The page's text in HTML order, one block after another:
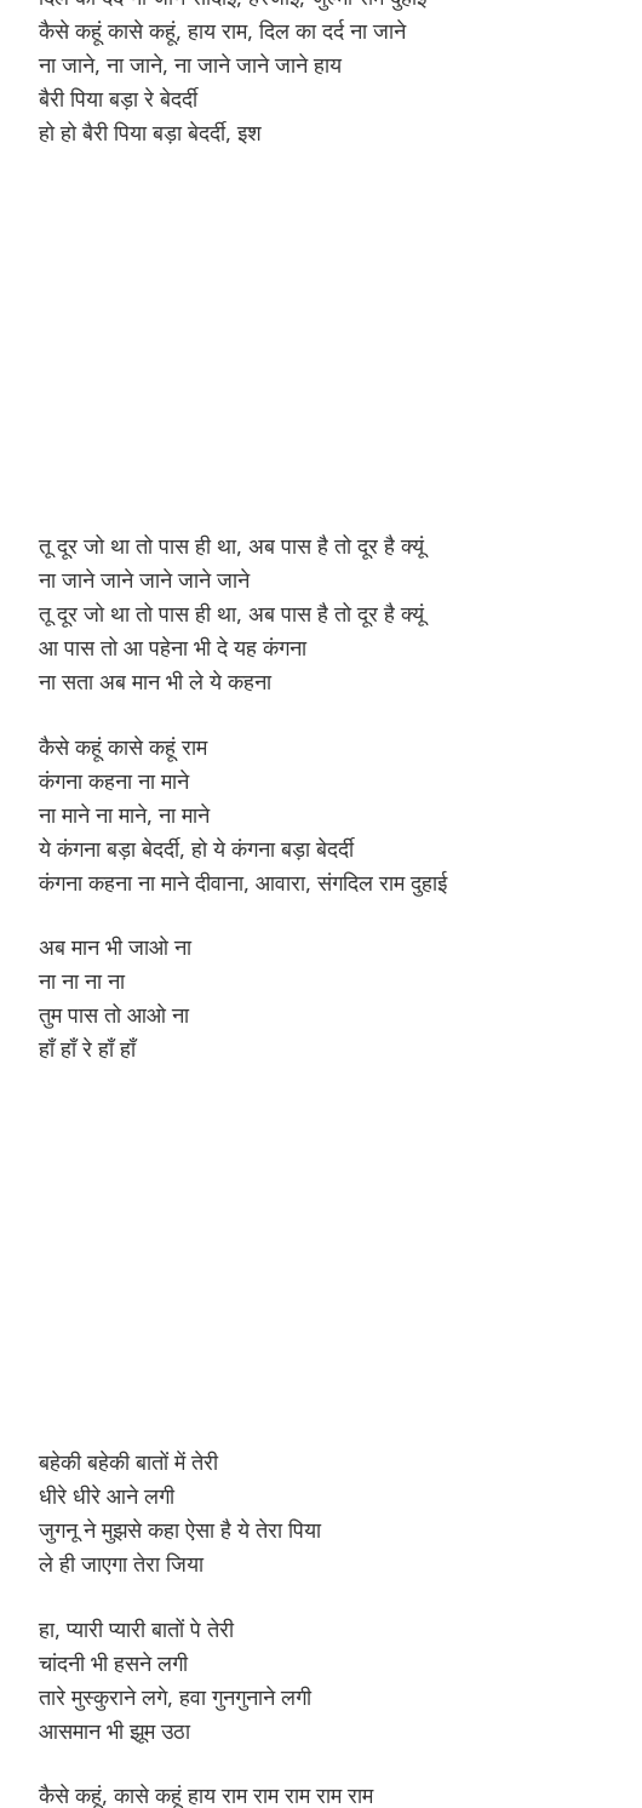
कैसे कहूं कासे कहूं, हाय राम, दिल का दर्द ना जाने
ना जाने, ना जाने, ना जाने जाने जाने हाय
बैरी पिया बड़ा रे बेदर्दी
हो हो बैरी पिया बड़ा बेदर्दी, इश
तू दूर जो था तो पास ही था, अब पास है तो दूर है क्यूं
ना जाने जाने जाने जाने जाने
तू दूर जो था तो पास ही था, अब पास है तो दूर है क्यूं
आ पास तो आ पहेना भी दे यह कंगना
ना सता अब मान भी ले ये कहना
कैसे कहूं कासे कहूं राम
कंगना कहना ना माने
ना माने ना माने, ना माने
ये कंगना बड़ा बेदर्दी, हो ये कंगना बड़ा बेदर्दी
कंगना कहना ना माने दीवाना, आवारा, संगदिल राम दुहाई
अब मान भी जाओ ना
ना ना ना ना
तुम पास तो आओ ना
हाँ हाँ रे हाँ हाँ
बहेकी बहेकी बातों में तेरी
धीरे धीरे आने लगी
जुगनू ने मुझसे कहा ऐसा है ये तेरा पिया
ले ही जाएगा तेरा जिया
हा, प्यारी प्यारी बातों पे तेरी
चांदनी भी हसने लगी
तारे मुस्कुराने लगे, हवा गुनगुनाने लगी
आसमान भी झूम उठा
कैसे कहूं, कासे कहूं हाय राम राम राम राम राम